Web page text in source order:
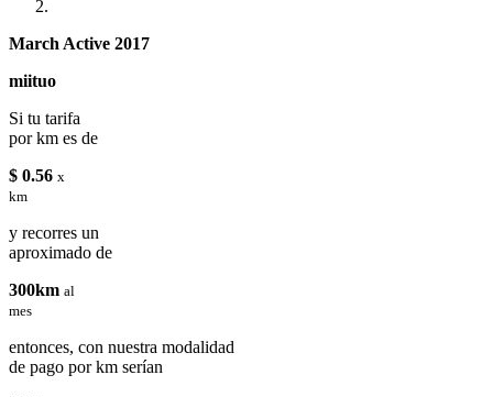
March Active 2017
miituo
Si tu tarifa
por km es de
$ 0.56 x
km
y recorres un
aproximado de
300km al
mes
entonces, con nuestra modalidad
de pago por km serían